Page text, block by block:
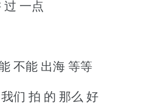
一点
不能 出海 等等
们 拍 的 那么 好